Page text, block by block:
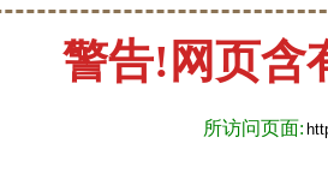
警告!网页含
所访问页面: